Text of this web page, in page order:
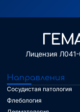
Лицензия
Направления
Сосудистая патология
Флебология